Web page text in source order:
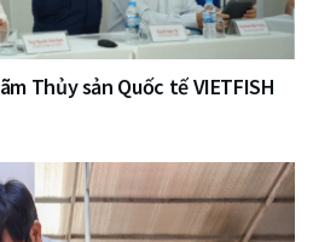
Thủy sản Quốc tế VIETFISH